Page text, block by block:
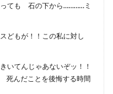
ても 石の下から…………ミ
どもが！！この私に対し
いてんじゃあないぞッ！！
んだことを後悔する時間